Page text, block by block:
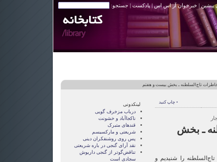
پیشین | خبرخوان آر اس اس|پادکست | جستجو:
تاج‌السلطنه ـ بخش بیست و هفتم
• چاپ کنید
ـ بخش
را شنیدیم و
لینکدونی
درباب مزخرف گویی
ناکجاآباد و خشونت
قندهای متبرک
شریعتی و مارکسیسم
پس روی روشنفکران دینی
نقد آرای گنجی در باره شریعتی
تناقض‌گوتر از گنجی داريوش
سجادی است